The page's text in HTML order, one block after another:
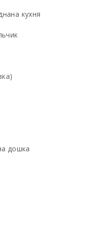
кухня
дошка